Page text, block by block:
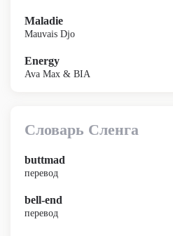
Maladie
Mauvais Djo
Energy
Ava Max & BIA
Словарь Сленга
buttmad
перевод
bell-end
перевод